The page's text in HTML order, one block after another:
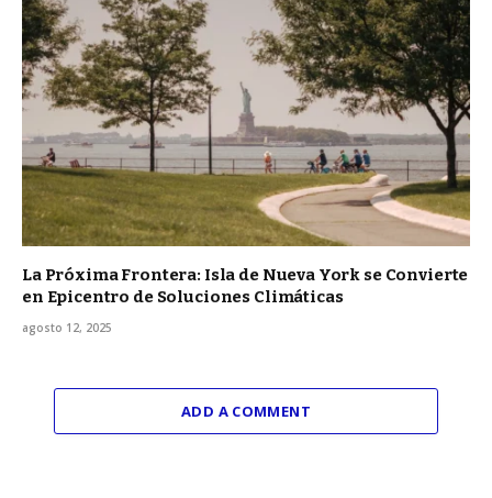
La Próxima Frontera: Isla de Nueva York se Convierte
en Epicentro de Soluciones Climáticas
agosto 12, 2025
ADD A COMMENT